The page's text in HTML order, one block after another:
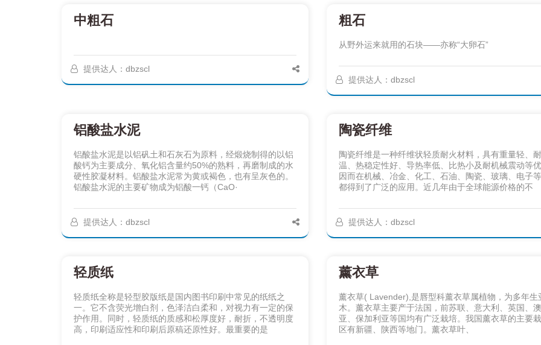
中粗石
提供达人：dbzscl
粗石
从野外运来就用的石块——亦称“大卵石”
提供达人：dbzscl
铝酸盐水泥
铝酸盐水泥是以铝矾土和石灰石为原料，经煅烧制得的以铝
酸钙为主要成分、氧化铝含量约50%的熟料，再磨制成的水
硬性胶凝材料。铝酸盐水泥常为黄或褐色，也有呈灰色的。
铝酸盐水泥的主要矿物成为铝酸一钙（CaO·
提供达人：dbzscl
陶瓷纤维
陶瓷纤维是一种纤维状轻质耐火材料，具有重量轻、
温、热稳定性好、导热率低、比热小及耐机械震动等优
因而在机械、冶金、化工、石油、陶瓷、玻璃、电子
都得到了广泛的应用。近几年由于全球能源价格的不
提供达人：dbzscl
轻质纸
轻质纸全称是轻型胶版纸是国内图书印刷中常见的纸纸之
一。它不含荧光增白剂，色泽洁白柔和，对视力有一定的保
护作用。同时，轻质纸的质感和松厚度好，耐折，不透明度
高，印刷适应性和印刷后原稿还原性好。最重要的是
薰衣草
薰衣草( Lavender),是唇型科薰衣草属植物，为多年生
木。薰衣草主要产于法国，前苏联、意大利、英国、
亚、保加利亚等国均有广泛栽培。我国薰衣草的主要
区有新疆、陕西等地门。薰衣草叶、